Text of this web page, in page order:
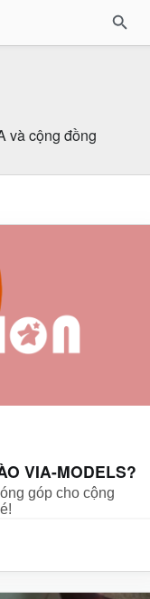
và cộng đồng
VIA-MODELS?
góp cho cộng